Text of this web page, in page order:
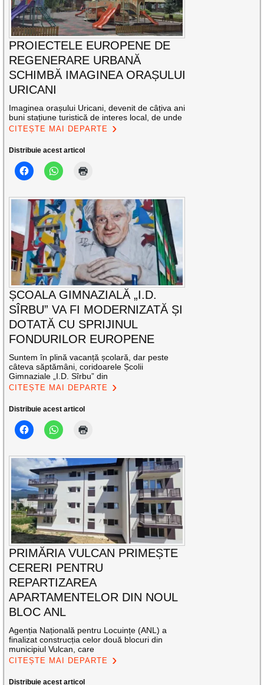
PROIECTELE EUROPENE DE
REGENERARE URBANĂ
SCHIMBĂ IMAGINEA ORAȘULUI
URICANI
Imaginea orașului Uricani, devenit de câțiva ani
buni stațiune turistică de interes local, de unde
CITEȘTE MAI DEPARTE
Distribuie acest articol
ȘCOALA GIMNAZIALĂ „I.D.
SÎRBU” VA FI MODERNIZATĂ ȘI
DOTATĂ CU SPRIJINUL
FONDURILOR EUROPENE
Suntem în plină vacanță școlară, dar peste
câteva săptămâni, coridoarele Școlii
Gimnaziale „I.D. Sîrbu” din
CITEȘTE MAI DEPARTE
Distribuie acest articol
PRIMĂRIA VULCAN PRIMEȘTE
CERERI PENTRU
REPARTIZAREA
APARTAMENTELOR DIN NOUL
BLOC ANL
Agenția Națională pentru Locuințe (ANL) a
finalizat construcția celor două blocuri din
municipiul Vulcan, care
CITEȘTE MAI DEPARTE
Distribuie acest articol